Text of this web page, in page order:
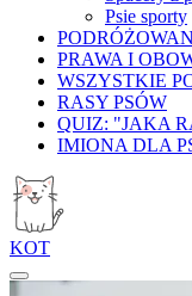
Psie sporty
PRAWA I
WSZYSTKIE
RASY PSÓW
QUIZ: "JAKA
IMIONA DLA
KOT